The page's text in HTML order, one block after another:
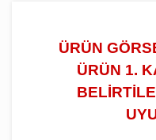
ÜRÜN
ÜRÜN 1.